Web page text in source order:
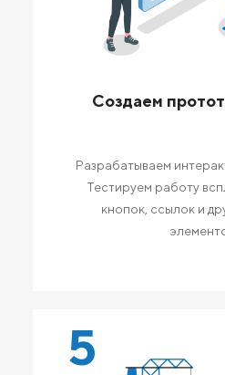
Создаем
Разрабатываем
Тестируем работу
кнопок, ссылок и
5